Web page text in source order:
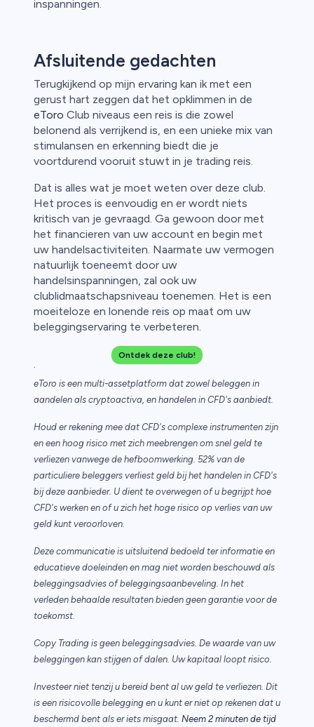
inspanningen.
Afsluitende gedachten
Terugkijkend op mijn ervaring kan ik met een
gerust hart zeggen dat het opklimmen in de
eToro Club niveaus een reis is die zowel
belonend als verrijkend is, en een unieke mix van
stimulansen en erkenning biedt die je
voortdurend vooruit stuwt in je trading reis.
Dat is alles wat je moet weten over deze club.
Het proces is eenvoudig en er wordt niets
kritisch van je gevraagd. Ga gewoon door met
het financieren van uw account en begin met
uw handelsactiviteiten. Naarmate uw vermogen
natuurlijk toeneemt door uw
handelsinspanningen, zal ook uw
clublidmaatschapsniveau toenemen. Het is een
moeiteloze en lonende reis op maat om uw
beleggingservaring te verbeteren.
Ontdek deze club!
.
eToro is een multi-assetplatform dat zowel beleggen in
aandelen als cryptoactiva, en handelen in CFD's aanbiedt.
Houd er rekening mee dat CFD's complexe instrumenten zijn
en een hoog risico met zich meebrengen om snel geld te
verliezen vanwege de hefboomwerking. 52% van de
particuliere beleggers verliest geld bij het handelen in CFD's
bij deze aanbieder. U dient te overwegen of u begrijpt hoe
CFD's werken en of u zich het hoge risico op verlies van uw
geld kunt veroorloven.
Deze communicatie is uitsluitend bedoeld ter informatie en
educatieve doeleinden en mag niet worden beschouwd als
beleggingsadvies of beleggingsaanbeveling. In het
verleden behaalde resultaten bieden geen garantie voor de
toekomst.
Copy Trading is geen beleggingsadvies. De waarde van uw
beleggingen kan stijgen of dalen. Uw kapitaal loopt risico.
Investeer niet tenzij u bereid bent al uw geld te verliezen. Dit
is een risicovolle belegging en u kunt er niet op rekenen dat u
beschermd bent als er iets misgaat. Neem 2 minuten de tijd